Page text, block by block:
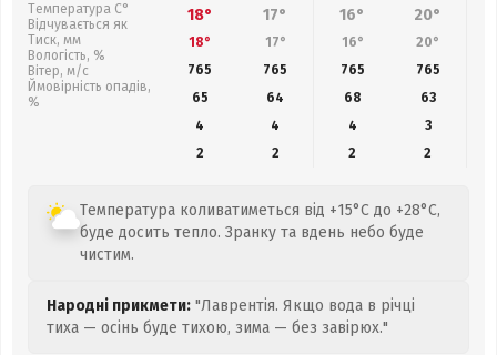
Температура С°
Відчувається як
Тиск, мм
Вологість, %
Вітер, м/с
Ймовірність опадів,
%
18° 17° 16° 20°
18° 17° 16° 20°
765
765 765 765
65
64 68 63
4
4 4
3
2
2 2 2
Температура коливатиметься від +15°C до +28°C,
буде досить тепло. Зранку та вдень небо буде
чистим.
Народні прикмети: "Лаврентія. Якщо вода в річці
тиха — осінь буде тихою, зима — без завірюх."